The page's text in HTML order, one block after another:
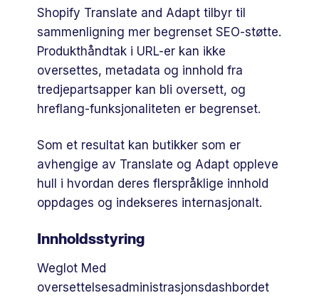
Shopify Translate and Adapt tilbyr til
sammenligning mer begrenset SEO-støtte.
Produkthåndtak i URL-er kan ikke
oversettes, metadata og innhold fra
tredjepartsapper kan bli oversett, og
hreflang-funksjonaliteten er begrenset.
Som et resultat kan butikker som er
avhengige av Translate og Adapt oppleve
hull i hvordan deres flerspråklige innhold
oppdages og indekseres internasjonalt.
Innholdsstyring
Weglot Med
oversettelsesadministrasjonsdashbordet